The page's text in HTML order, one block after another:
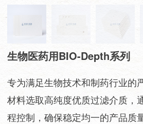
生物医药用BIO-Depth系列
专为满足生物技术和制药行业的
材料选取高纯度优质过滤介质，
程控制，确保稳定均一的产品质